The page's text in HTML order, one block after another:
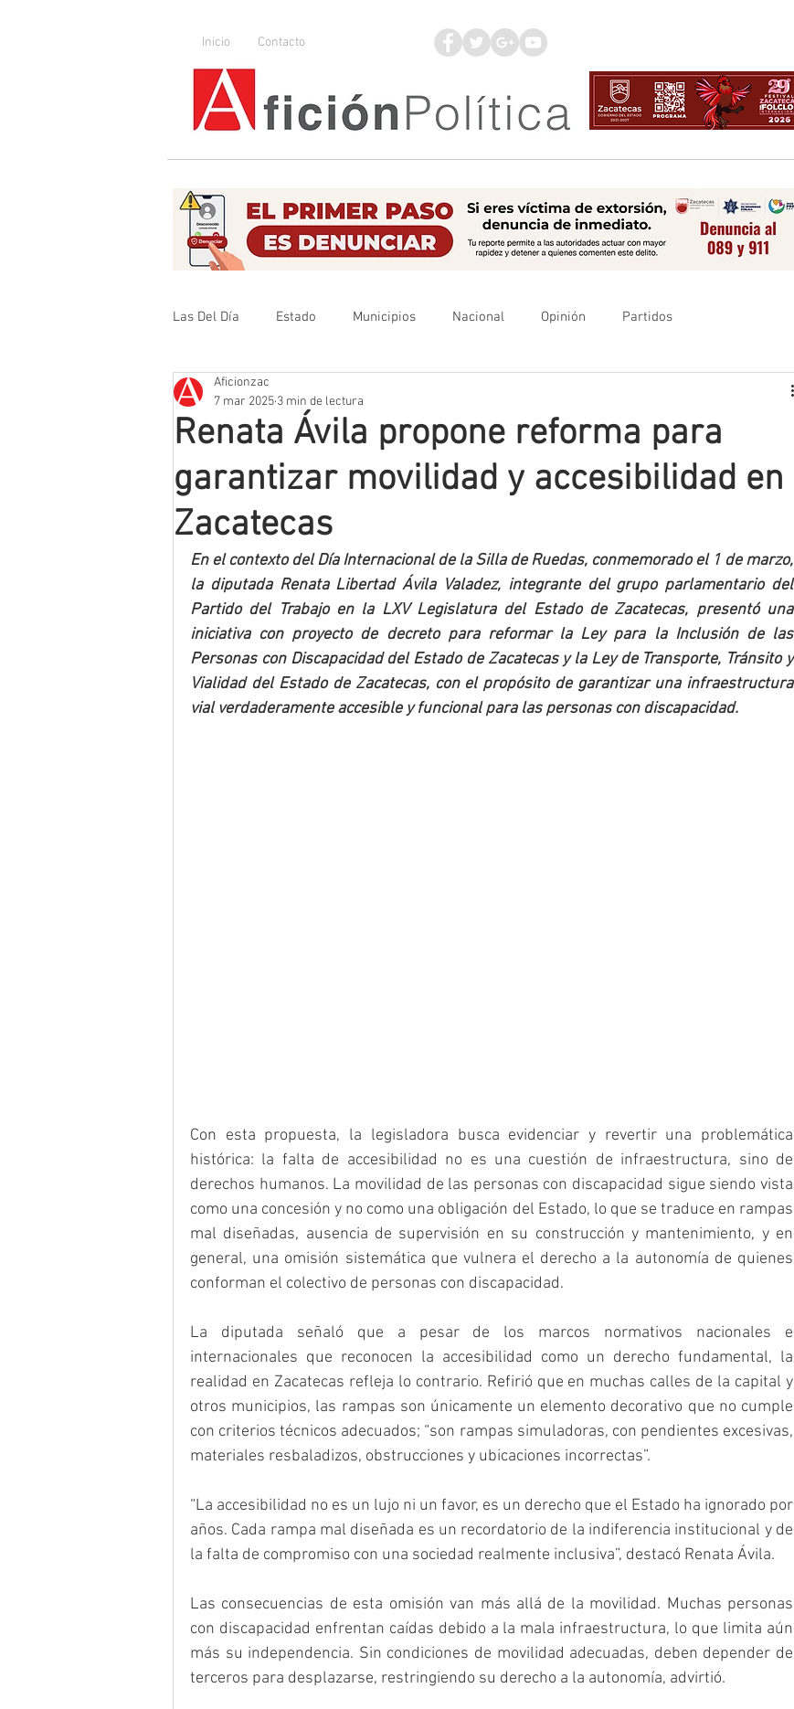
Inicio Contacto
Las Del Día Estado Municipios Nacional Opinión Partidos
Que no se olvide
Mineros LNBP
Renata Ávila propone reforma para
garantizar movilidad y accesibilidad en
Zacatecas
Aficionzac
7 mar 2025 3 min de lectura
En el contexto del Día Internacional de la Silla de Ruedas, conmemorado el 1 de marzo,
la diputada Renata Libertad Ávila Valadez, integrante del grupo parlamentario del
Partido del Trabajo en la LXV Legislatura del Estado de Zacatecas, presentó una
iniciativa con proyecto de decreto para reformar la Ley para la Inclusión de las
Personas con Discapacidad del Estado de Zacatecas y la Ley de Transporte, Tránsito y
Vialidad del Estado de Zacatecas, con el propósito de garantizar una infraestructura
vial verdaderamente accesible y funcional para las personas con discapacidad.
Con esta propuesta, la legisladora busca evidenciar y revertir una problemática
histórica: la falta de accesibilidad no es una cuestión de infraestructura, sino de
derechos humanos. La movilidad de las personas con discapacidad sigue siendo vista
como una concesión y no como una obligación del Estado, lo que se traduce en rampas
mal diseñadas, ausencia de supervisión en su construcción y mantenimiento, y en
general, una omisión sistemática que vulnera el derecho a la autonomía de quienes
conforman el colectivo de personas con discapacidad.
La diputada señaló que a pesar de los marcos normativos nacionales e
internacionales que reconocen la accesibilidad como un derecho fundamental, la
realidad en Zacatecas refleja lo contrario. Refirió que en muchas calles de la capital y
otros municipios, las rampas son únicamente un elemento decorativo que no cumple
con criterios técnicos adecuados; “son rampas simuladoras, con pendientes excesivas,
materiales resbaladizos, obstrucciones y ubicaciones incorrectas”.
“La accesibilidad no es un lujo ni un favor, es un derecho que el Estado ha ignorado por
años. Cada rampa mal diseñada es un recordatorio de la indiferencia institucional y de
la falta de compromiso con una sociedad realmente inclusiva”, destacó Renata Ávila.
Las consecuencias de esta omisión van más allá de la movilidad. Muchas personas
con discapacidad enfrentan caídas debido a la mala infraestructura, lo que limita aún
más su independencia. Sin condiciones de movilidad adecuadas, deben depender de
terceros para desplazarse, restringiendo su derecho a la autonomía, advirtió.